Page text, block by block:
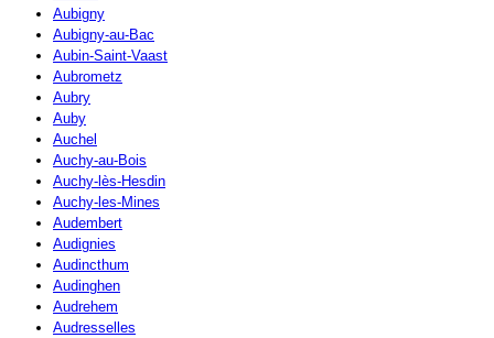
Aubigny
Aubigny-au-Bac
Aubin-Saint-Vaast
Aubrometz
Aubry
Auby
Auchel
Auchy-au-Bois
Auchy-lès-Hesdin
Auchy-les-Mines
Audembert
Audignies
Audincthum
Audinghen
Audrehem
Audresselles